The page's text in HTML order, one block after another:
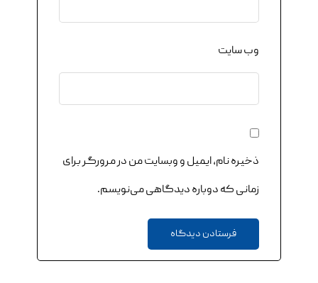
وب‌ سایت
ذخیره نام، ایمیل و وبسایت من در مرورگر برای
زمانی که دوباره دیدگاهی می‌نویسم.
فرستادن دیدگاه